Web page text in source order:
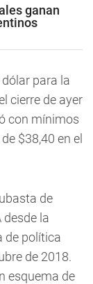
ganan
para la
cierre de ayer
con mínimos
$38,40 en el
de
desde la
de política
de 2018.
esquema de